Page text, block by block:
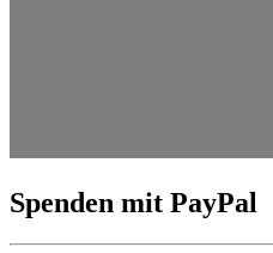
Spenden mit PayPal